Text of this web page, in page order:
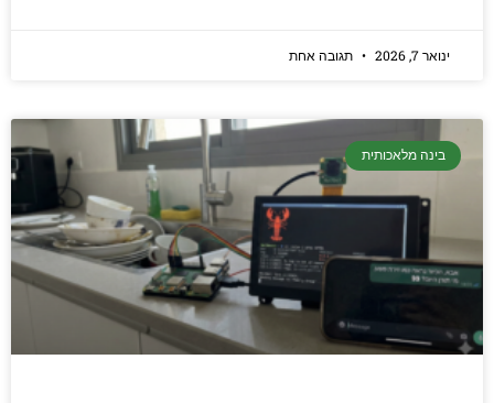
ינואר 7, 2026 תגובה אחת
בינה מלאכותית